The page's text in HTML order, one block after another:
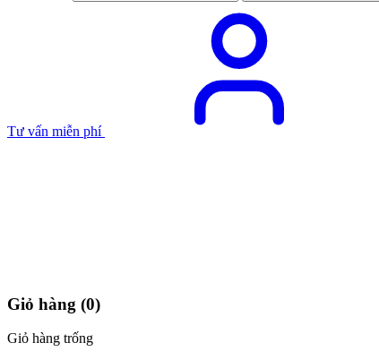
Tư vấn miễn phí
Giỏ hàng (0)
Giỏ hàng trống